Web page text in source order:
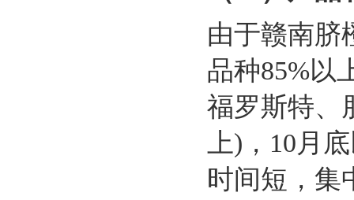
由于赣南脐
品种85%以
福罗斯特、
上)，10月
时间短，集